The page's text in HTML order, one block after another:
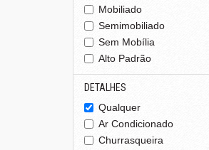
Mobiliado
Semimobiliado
Sem Mobília
Alto Padrão
DETALHES
Qualquer
Ar Condicionado
Churrasqueira